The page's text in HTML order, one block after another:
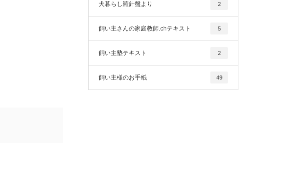
犬暮らし羅針盤より 2
飼い主さんの家庭教師.chテキスト 5
飼い主塾テキスト 2
飼い主様のお手紙 49